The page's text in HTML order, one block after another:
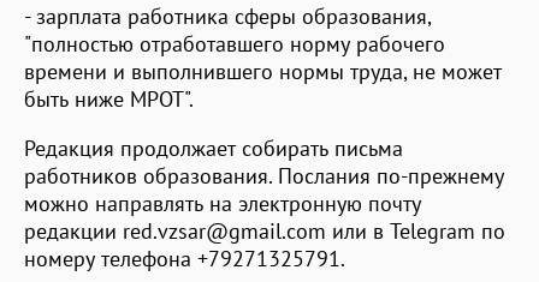
- зарплата работника сферы образования,
"полностью отработавшего норму рабочего
времени и выполнившего нормы труда, не может
быть ниже МРОТ".
Редакция продолжает собирать письма
работников образования. Послания по-прежнему
можно направлять на электронную почту
редакции red.vzsar@gmail.com или в Telegram по
номеру телефона +79271325791.